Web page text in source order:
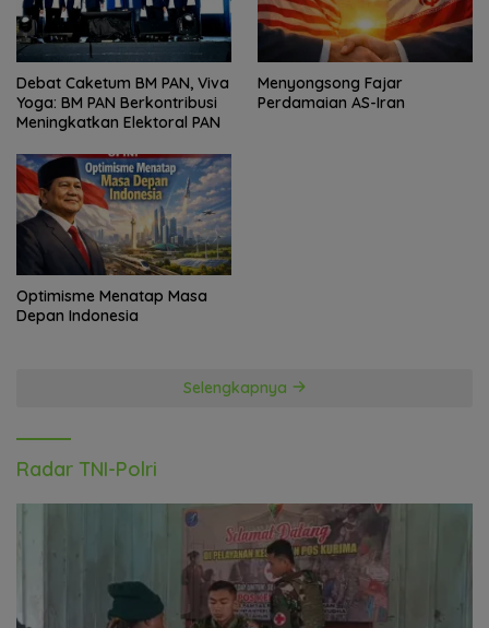
Debat Caketum BM PAN, Viva
Yoga: BM PAN Berkontribusi
Meningkatkan Elektoral PAN
Menyongsong Fajar
Perdamaian AS-Iran
Optimisme Menatap Masa
Depan Indonesia
Selengkapnya
Radar TNI-Polri